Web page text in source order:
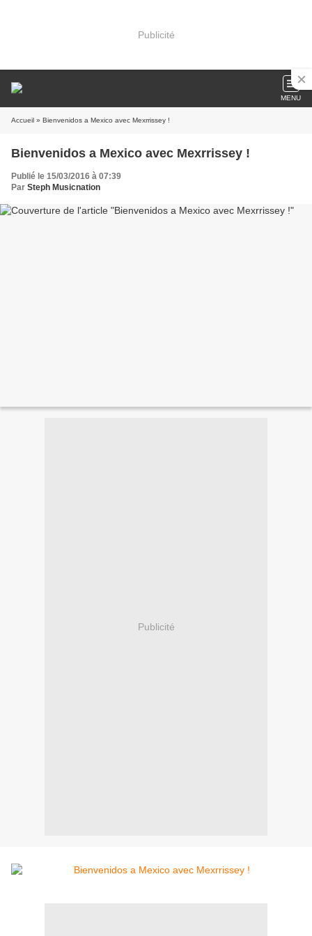
Publicité
MENU
Accueil » Bienvenidos a Mexico avec Mexrrissey !
Bienvenidos a Mexico avec Mexrrissey !
Publié le 15/03/2016 à 07:39
Par Steph Musicnation
Publicité